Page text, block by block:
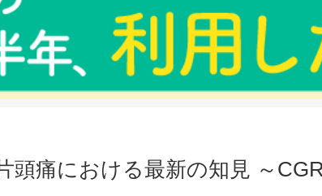
頭痛における最新の知見 ～